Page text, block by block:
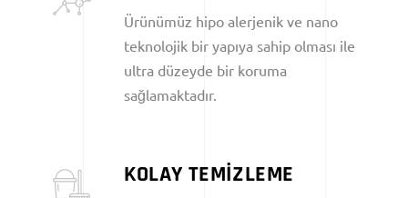
Ürünümüz hipo alerjenik ve nano
teknolojik bir yapıya sahip olması ile
ultra düzeyde bir koruma
sağlamaktadır.
KOLAY TEMİZLEME